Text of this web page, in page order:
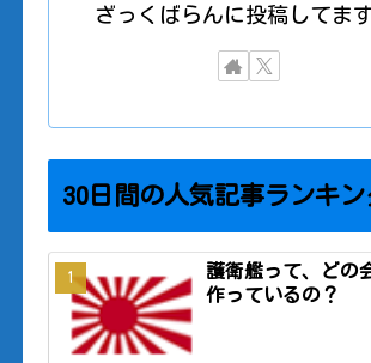
ざっくばらんに投稿してます
30日間の人気記事ランキン
護衛艦って、どの
作っているの？